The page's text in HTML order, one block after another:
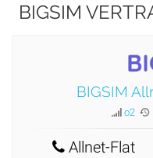
BIGSIM
BIGSIM
o2
Allnet-Flat